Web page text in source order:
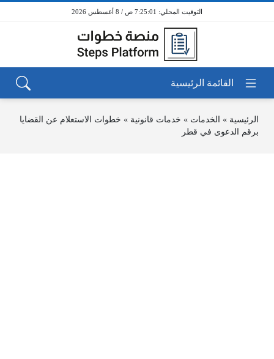
7:25:01 ص / 8 أغسطس 2026
الرئيسية » الخدمات » خدمات قانونية » خطوات الاستعلام عن القضايا
برقم الدعوى في قطر